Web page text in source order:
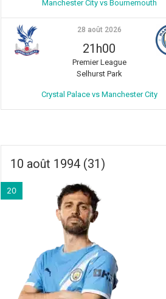
Manchester City vs Bournemouth
28 août 2026
21h00
Premier League
Selhurst Park
Crystal Palace vs Manchester City
10 août 1994 (31)
20